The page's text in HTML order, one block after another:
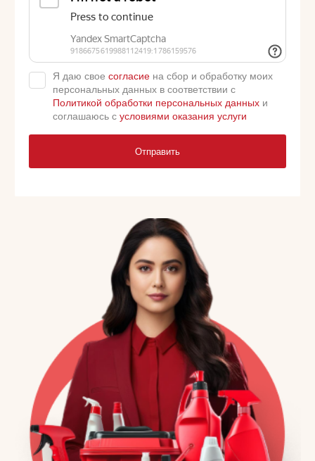
Я даю свое согласие на сбор и обработку моих
персональных данных в соответствии с
Политикой обработки персональных данных и
соглашаюсь с условиями оказания услуги
Отправить